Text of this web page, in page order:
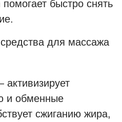
быстро снять
для массажа
активизирует
и обменные
сжиганию жира,